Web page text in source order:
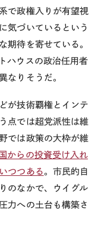
で政権入りが有望視
気づいているという
期待を寄せている。
ハウスの政治任用者
なりそうだ。
が技術覇権とインテ
点では超党派性は維
では政策の大枠が維
からの投資受け入れ
つつある。市民的自
のなかで、ウイグル
力への土台も構築さ